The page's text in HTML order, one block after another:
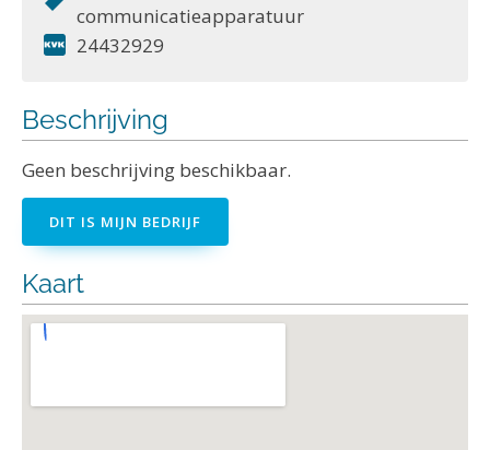
communicatieapparatuur
24432929
Beschrijving
Geen beschrijving beschikbaar.
DIT IS MIJN BEDRIJF
Kaart